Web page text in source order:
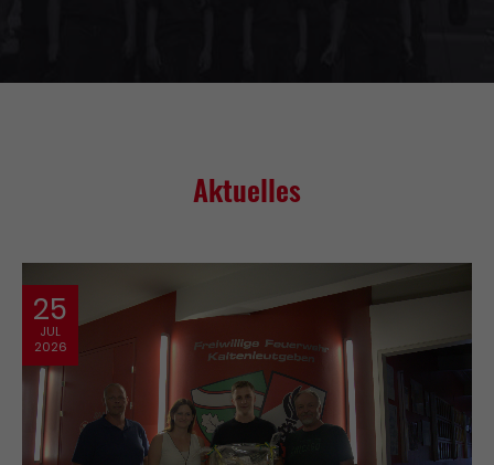
Lorem ipsum dolor sit amet, consectetuer
massa. Cum sociis natoque penatibus et magnis
dis parturient montes, nascetur ridiculus mus.
Donec quam felis, ultricies nec.
Aktuelles
25
JUL
2026